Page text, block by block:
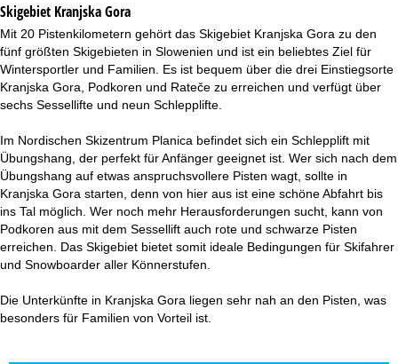
Skigebiet Kranjska Gora
Mit 20 Pistenkilometern gehört das Skigebiet Kranjska Gora zu den
fünf größten Skigebieten in Slowenien und ist ein beliebtes Ziel für
Wintersportler und Familien. Es ist bequem über die drei Einstiegsorte
Kranjska Gora, Podkoren und Rateče zu erreichen und verfügt über
sechs Sessellifte und neun Schlepplifte.
Im Nordischen Skizentrum Planica befindet sich ein Schlepplift mit
Übungshang, der perfekt für Anfänger geeignet ist. Wer sich nach dem
Übungshang auf etwas anspruchsvollere Pisten wagt, sollte in
Kranjska Gora starten, denn von hier aus ist eine schöne Abfahrt bis
ins Tal möglich. Wer noch mehr Herausforderungen sucht, kann von
Podkoren aus mit dem Sessellift auch rote und schwarze Pisten
erreichen. Das Skigebiet bietet somit ideale Bedingungen für Skifahrer
und Snowboarder aller Könnerstufen.
Die Unterkünfte in Kranjska Gora liegen sehr nah an den Pisten, was
besonders für Familien von Vorteil ist.